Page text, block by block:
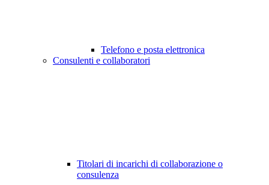
Telefono e posta elettronica
Consulenti e collaboratori
Titolari di incarichi di collaborazione o
consulenza